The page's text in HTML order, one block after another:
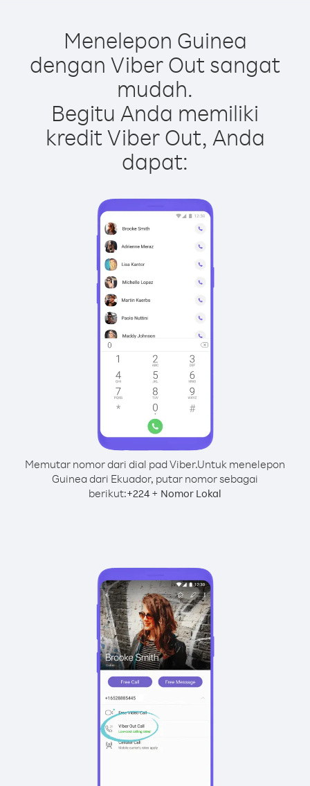
Menelepon Guinea
dengan Viber Out sangat
mudah.
Begitu Anda memiliki
kredit Viber Out, Anda
dapat:
Memutar nomor dari dial pad Viber.Untuk menelepon
Guinea dari Ekuador, putar nomor sebagai
berikut:+224 + Nomor Lokal